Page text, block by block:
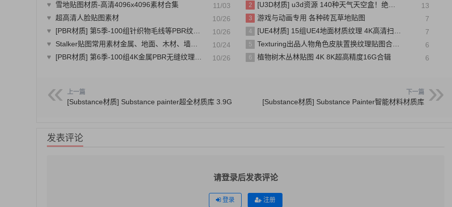
♥
雪地贴图材质-高清4096x4096素材合集
11/03
♥ 超高清人脸贴图素材
10/26
♥
[PBR材质] 第5季-100组针织物毛线等PBR纹理贴图CG合集
10/26
♥
Stalker贴图常用素材金属、地面、木材、墙面等
10/24
♥
[PBR材质] 第6季-100组4K金属PBR无缝纹理贴图CG合集 10/26
2 [U3D材质] u3d资源 140种天气天空盒！绝对精美！ 13
3 游戏与动画专用 各种砖瓦草地贴图 7
4 [UE4材质] 15组UE4地面材质纹理 4K高清扫描素材合辑 大小：1.6 GB，格式：UMAP，uasset 7
5 Texturing出品人物角色皮肤置换纹理贴图合辑，共50多G TexturingXYZ – Displace 6
6 植物树木丛林贴图 4K 8K超高精度16G合辑 6
上一篇
[Substance材质] Substance painter超全材质库 3.9G
下一篇
[Substance材质] Substance Painter智能材料材质库
发表评论
请登录后发表评论
登录 注册